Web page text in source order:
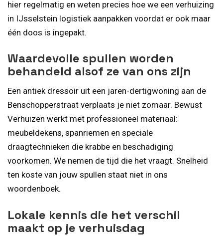
hier regelmatig en weten precies hoe we een verhuizing
in IJsselstein logistiek aanpakken voordat er ook maar
één doos is ingepakt.
Waardevolle spullen worden
behandeld alsof ze van ons zijn
Een antiek dressoir uit een jaren-dertigwoning aan de
Benschopperstraat verplaats je niet zomaar. Bewust
Verhuizen werkt met professioneel materiaal:
meubeldekens, spanriemen en speciale
draagtechnieken die krabbe en beschadiging
voorkomen. We nemen de tijd die het vraagt. Snelheid
ten koste van jouw spullen staat niet in ons
woordenboek.
Lokale kennis die het verschil
maakt op je verhuisdag